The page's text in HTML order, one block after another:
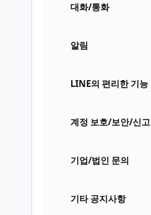
대화/통화
알림
LINE의 편리한 기능
계정 보호/보안/신고
기업/법인 문의
기타 공지사항